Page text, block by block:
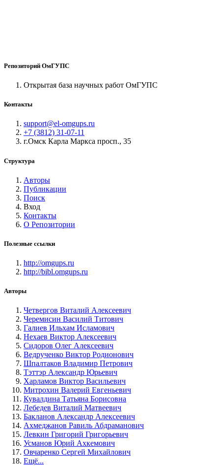
Репозиторий ОмГУПС
Открытая база научных работ ОмГУПС
Контакты
support@el-omgups.ru
+7 (3812) 31-07-11
г.Омск Карла Маркса просп., 35
Структура
Авторы
Публикации
Поиск
Вход
Контакты
О Репозитории
Полезные ссылки
http://omgups.ru
http://bibl.omgups.ru
Авторы
Четвергов Виталий Алексеевич
Черемисин Василий Титович
Галиев Ильхам Исламович
Нехаев Виктор Алексеевич
Сидоров Олег Алексеевич
Ведрученко Виктор Родионович
Шпалтаков Владимир Петрович
Тэттэр Александр Юрьевич
Харламов Виктор Васильевич
Митрохин Валерий Евгеньевич
Кувалдина Татьяна Борисовна
Лебедев Виталий Матвеевич
Бакланов Александр Алексеевич
Ахмеджанов Равиль Абдраманович
Левкин Григорий Григорьевич
Усманов Юрий Ахкемович
Овчаренко Сергей Михайлович
Ещё...